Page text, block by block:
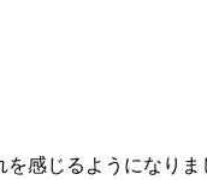
感じるようになりま